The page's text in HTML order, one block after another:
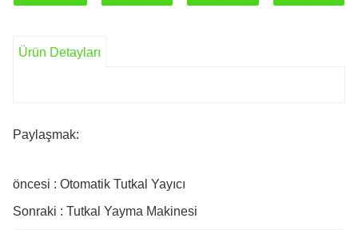
Ürün Detayları
Paylaşmak:
öncesi : Otomatik Tutkal Yayıcı
Sonraki : Tutkal Yayma Makinesi